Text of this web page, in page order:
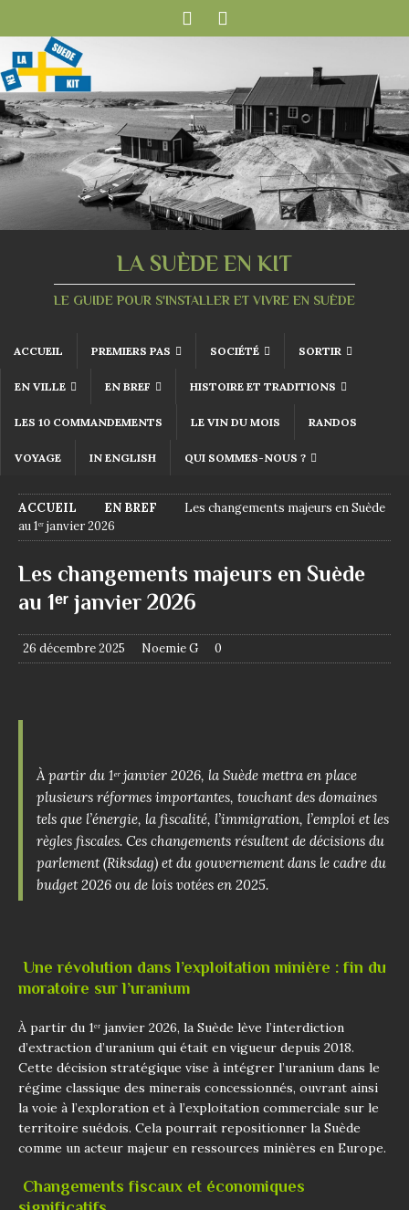
LA SUÈDE EN KIT
LE GUIDE POUR S'INSTALLER ET VIVRE EN SUÈDE
ACCUEIL PREMIERS PAS SOCIÉTÉ SORTIR
EN VILLE EN BREF HISTOIRE ET TRADITIONS
LES 10 COMMANDEMENTS LE VIN DU MOIS RANDOS
VOYAGE IN ENGLISH QUI SOMMES-NOUS ?
ACCUEIL EN BREF
Les changements majeurs en Suède
au 1ᵉʳ janvier 2026
Les changements majeurs en Suède
au 1ᵉʳ janvier 2026
26 décembre 2025 Noemie G 0
À partir du 1ᵉʳ janvier 2026, la Suède mettra en place
plusieurs réformes importantes, touchant des domaines
tels que l’énergie, la fiscalité, l’immigration, l’emploi et les
règles fiscales. Ces changements résultent de décisions du
parlement (Riksdag) et du gouvernement dans le cadre du
budget 2026 ou de lois votées en 2025.
Une révolution dans l’exploitation minière : fin du
moratoire sur l’uranium
À partir du 1ᵉʳ janvier 2026, la Suède lève l’interdiction
d’extraction d’uranium qui était en vigueur depuis 2018.
Cette décision stratégique vise à intégrer l’uranium dans le
régime classique des minerais concessionnés, ouvrant ainsi
la voie à l’exploration et à l’exploitation commerciale sur le
territoire suédois. Cela pourrait repositionner la Suède
comme un acteur majeur en ressources minières en Europe.
Changements fiscaux et économiques